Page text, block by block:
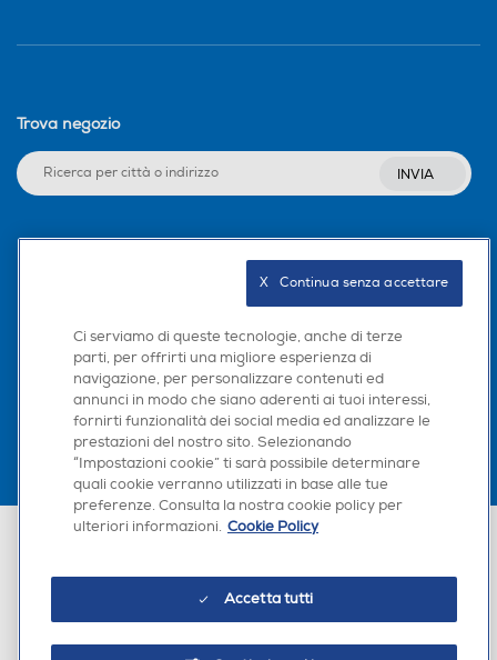
Trova negozio
INVIA
Scarica la nostra app
Euronics Italia SpA. Sede legale Via Montefeltro, 6/a 20156 Milano
Ci serviamo di queste tecnologie, anche di terze
parti, per offrirti una migliore esperienza di
navigazione, per personalizzare contenuti ed
annunci in modo che siano aderenti ai tuoi interessi,
fornirti funzionalità dei social media ed analizzare le
prestazioni del nostro sito. Selezionando
“Impostazioni cookie” ti sarà possibile determinare
quali cookie verranno utilizzati in base alle tue
preferenze. Consulta la nostra cookie policy per
ulteriori informazioni. Cookie Policy
Accetta tutti
X   Continua senza accettare